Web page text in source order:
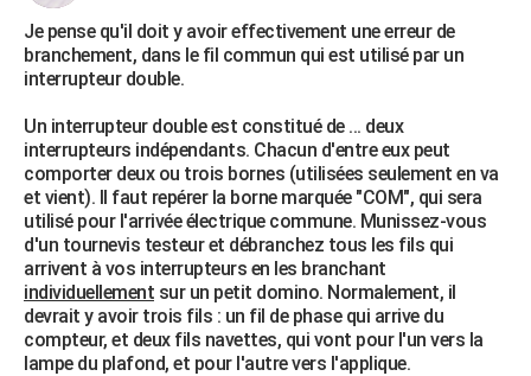
Bricolage
Lifestyle
Culture
Sport
Auto
Television
Voyage
Cinema
Je pense qu'il doit y avoir effectivement une erreur de
branchement, dans le fil commun qui est utilisé par un
interrupteur double.
Un interrupteur double est constitué de ... deux
interrupteurs indépendants. Chacun d'entre eux peut
comporter deux ou trois bornes (utilisées seulement en va
et vient). Il faut repérer la borne marquée "COM", qui sera
utilisé pour l'arrivée électrique commune. Munissez-vous
d'un tournevis testeur et débranchez tous les fils qui
arrivent à vos interrupteurs en les branchant
individuellement sur un petit domino. Normalement, il
devrait y avoir trois fils : un fil de phase qui arrive du
compteur, et deux fils navettes, qui vont pour l'un vers la
lampe du plafond, et pour l'autre vers l'applique.